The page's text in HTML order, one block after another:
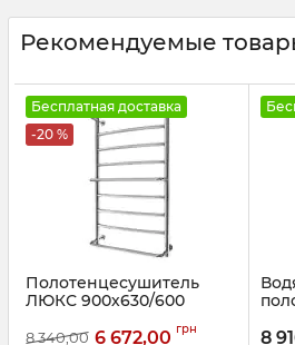
Рекомендуемые
Бесплатная доставка
-20 %
Полотенцесушитель
ЛЮКС 900х630/600
8 340,00 6 672,00 грн 8